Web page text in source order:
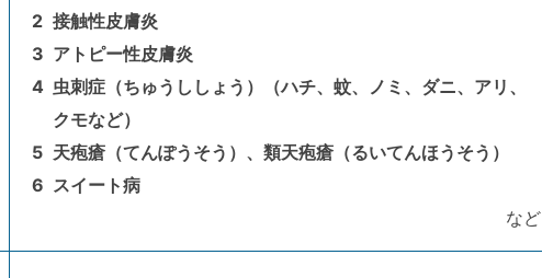
接触性皮膚炎
アトピー性皮膚炎
虫刺症（ちゅうししょう）（ハチ、蚊、ノミ、ダニ、アリ、
クモなど）
天疱瘡（てんぽうそう）、類天疱瘡（るいてんほうそう）
スイート病
など